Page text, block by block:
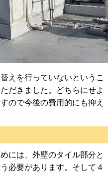
えを行っていないというこ
だきました。どちらにせよ
ので今後の費用的にも抑え
には、外壁のタイル部分と
必要があります。そして４